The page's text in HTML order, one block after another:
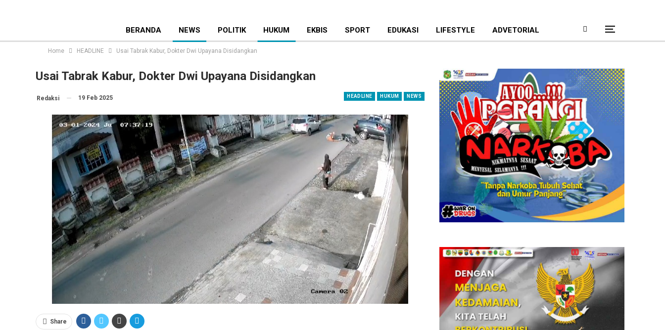
BERANDA NEWS POLITIK HUKUM EKBIS SPORT EDUKASI LIFESTYLE ADVETORIAL
Home HEADLINE Usai Tabrak Kabur, Dokter Dwi Upayana Disidangkan
Usai Tabrak Kabur, Dokter Dwi Upayana Disidangkan
HEADLINE HUKUM NEWS
Redaksi 19 Feb 2025
Share